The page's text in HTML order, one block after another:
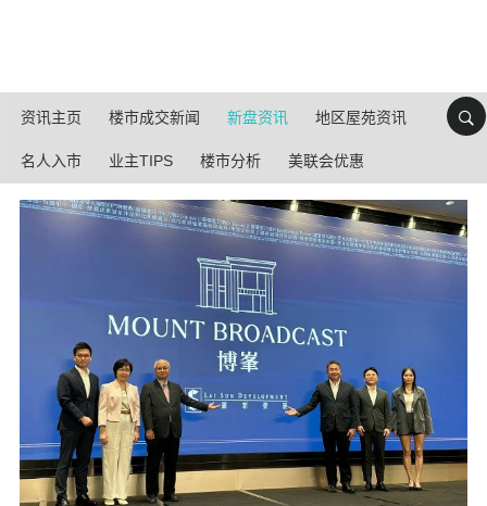
资讯主页 楼市成交新闻 新盘资讯 地区屋苑资讯
名人入市 业主TIPS 楼市分析 美联会优惠